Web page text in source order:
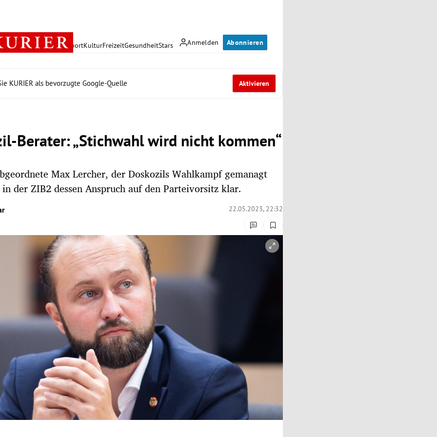
Anmelden Abonnieren
PolitikWirtschaft SportKulturFreizeitGesundheitStars
KURIER als bevorzugte Google-Quelle Aktivieren
Berater: „Stichwahl wird nicht kommen“
Max Lercher, der Doskozils Wahlkampf gemanagt
der ZIB2 dessen Anspruch auf den Parteivorsitz klar.
22.05.2023, 22:32
öffnen/schließen